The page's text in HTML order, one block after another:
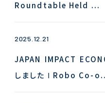
Roundtable Held ...
2025.12.21
JAPAN IMPACT
しました Ι Robo Co-